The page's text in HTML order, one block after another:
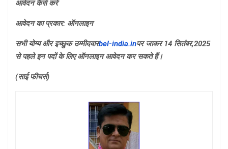
आवेदन कैसे करें
आवेदन का प्रकार: ऑनलाइन
सभी योग्य और इच्छुक उम्मीदवारbel-india.inपर जाकर 14 सितंबर,2025
से पहले इन पदों के लिए ऑनलाइन आवेदन कर सकते हैं।
(साई फीचर्स)